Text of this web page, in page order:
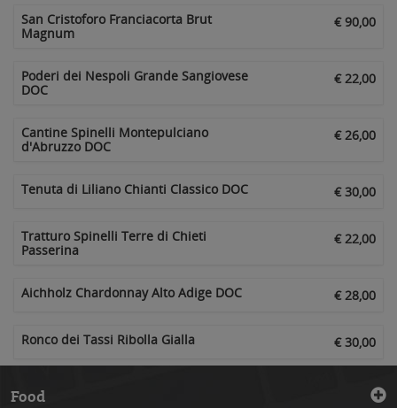
San Cristoforo Franciacorta Brut
Magnum
€ 90,00
Poderi dei Nespoli Grande Sangiovese
DOC
€ 22,00
Cantine Spinelli Montepulciano
d'Abruzzo DOC
€ 26,00
Tenuta di Liliano Chianti Classico DOC € 30,00
Tratturo Spinelli Terre di Chieti
Passerina
€ 22,00
Aichholz Chardonnay Alto Adige DOC € 28,00
Ronco dei Tassi Ribolla Gialla € 30,00
Food